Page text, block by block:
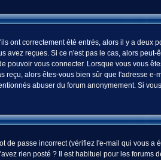
ont correctement été entrés, alors il y a deux
reçues. Si ce n'est pas le cas, alors
vous connecter. Lorsque vous vous
alors êtes-vous bien sûr que l'adresse
abuser du forum anonymement. Si
passe incorrect (vérifiez l'e-mail qui vous
rien posté ? Il est habituel pour les